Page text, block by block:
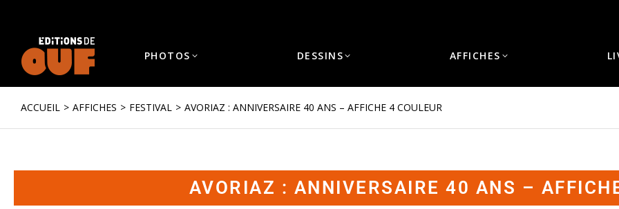
PHOTOS DESSINS AFFICHES
Vous êtes ici :
ACCUEIL AFFICHES FESTIVAL AVORIAZ : ANNIVERSAIRE 40 ANS – AFFICHE 4 COULEUR
AVORIAZ : ANNIVERSAIRE 40 ANS –